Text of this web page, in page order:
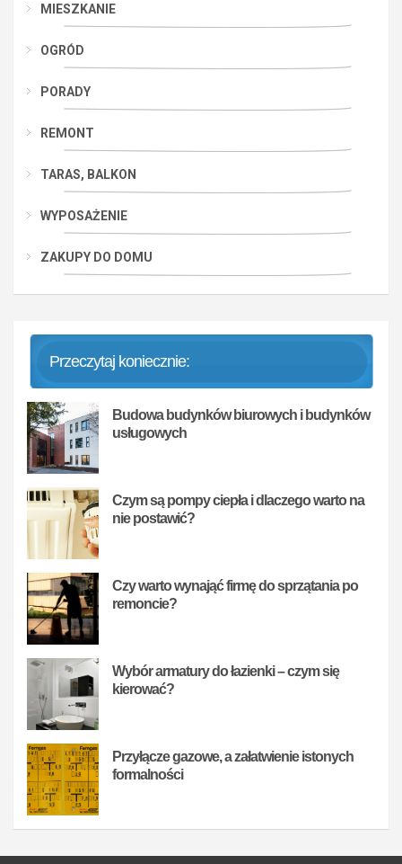
MIESZKANIE
OGRÓD
PORADY
REMONT
TARAS, BALKON
WYPOSAŻENIE
ZAKUPY DO DOMU
Przeczytaj koniecznie:
Budowa budynków biurowych i budynków
usługowych
Czym są pompy ciepła i dlaczego warto na
nie postawić?
Czy warto wynająć firmę do sprzątania po
remoncie?
Wybór armatury do łazienki – czym się
kierować?
Przyłącze gazowe, a załatwienie istonych
formalności